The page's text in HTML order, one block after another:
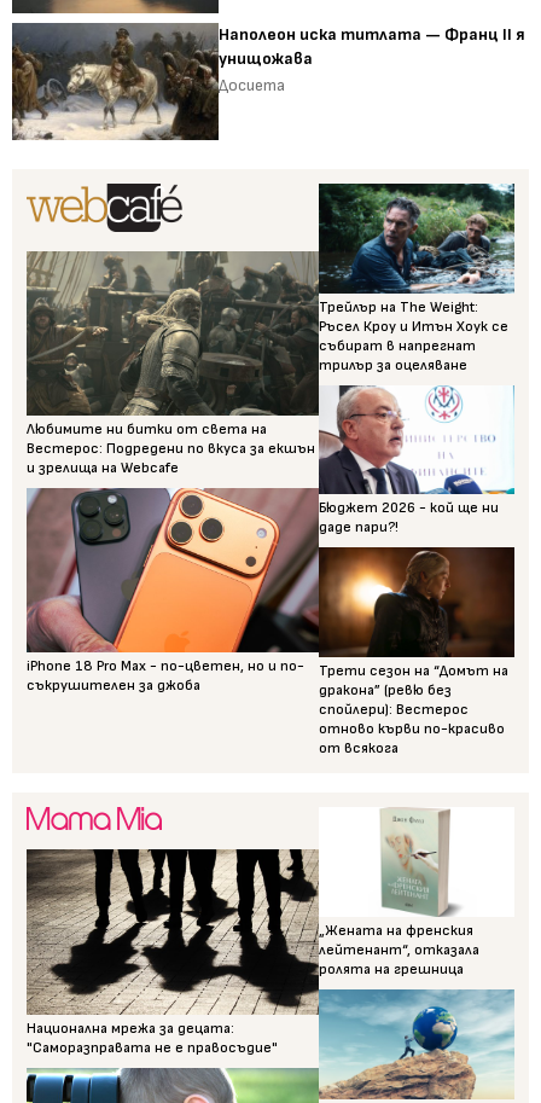
Наполеон иска титлата — Франц II я
унищожава
Досиета
Любимите ни битки от света на
Вестерос: Подредени по вкуса за екшън
и зрелища на Webcafe
iPhone 18 Pro Max - по-цветен, но и по-
съкрушителен за джоба
Трейлър на The Weight:
Ръсел Кроу и Итън Хоук се
събират в напрегнат
трилър за оцеляване
Бюджет 2026 - кой ще ни
даде пари?!
Трети сезон на “Домът на
дракона” (ревю без
спойлери): Вестерос
отново кърви по-красиво
от всякога
Национална мрежа за децата:
"Саморазправата не е правосъдие"
„Жената на френския
лейтенант“, отказала
ролята на грешница